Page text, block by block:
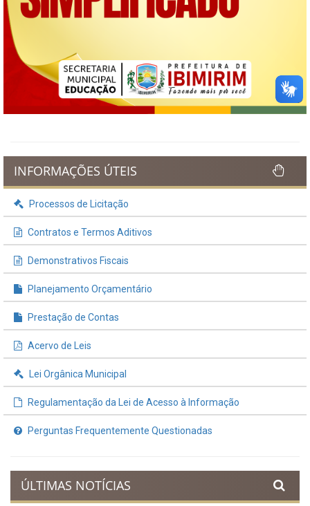
INFORMAÇÕES ÚTEIS
Processos de Licitação
Contratos e Termos Aditivos
Demonstrativos Fiscais
Planejamento Orçamentário
Prestação de Contas
Acervo de Leis
Lei Orgânica Municipal
Regulamentação da Lei de Acesso à Informação
Perguntas Frequentemente Questionadas
ÚLTIMAS NOTÍCIAS